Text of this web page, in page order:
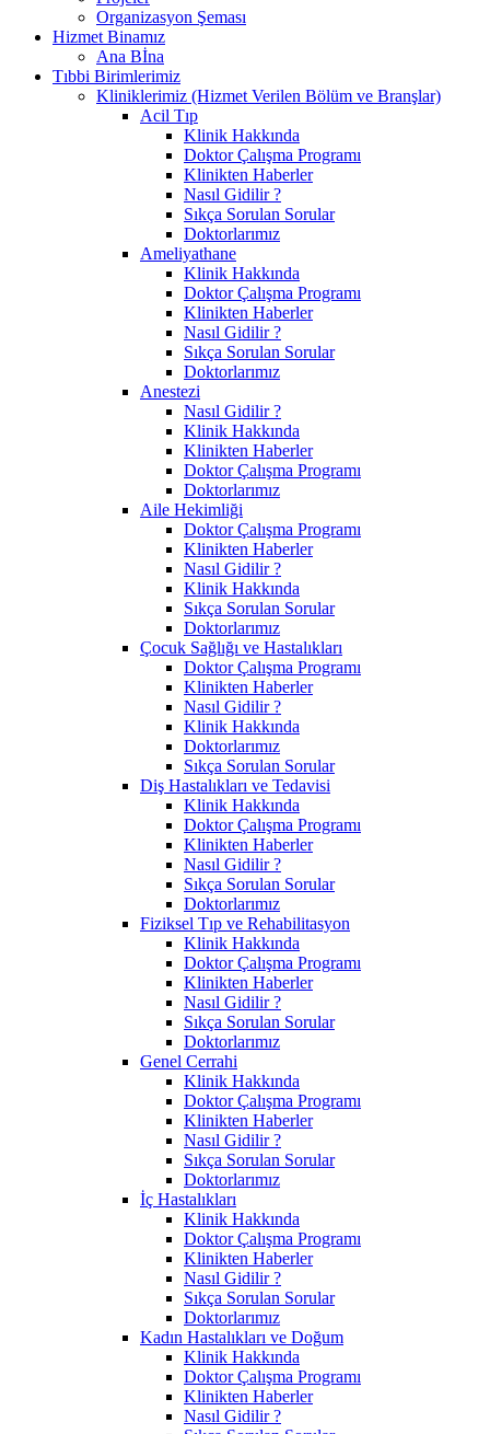
Organizasyon Şeması
Hizmet Binamız
Ana Bİna
Tıbbi Birimlerimiz
Kliniklerimiz (Hizmet Verilen Bölüm ve Branşlar)
Acil Tıp
Klinik Hakkında
Doktor Çalışma Programı
Klinikten Haberler
Nasıl Gidilir ?
Sıkça Sorulan Sorular
Doktorlarımız
Ameliyathane
Klinik Hakkında
Doktor Çalışma Programı
Klinikten Haberler
Nasıl Gidilir ?
Sıkça Sorulan Sorular
Doktorlarımız
Anestezi
Nasıl Gidilir ?
Klinik Hakkında
Klinikten Haberler
Doktor Çalışma Programı
Doktorlarımız
Aile Hekimliği
Doktor Çalışma Programı
Klinikten Haberler
Nasıl Gidilir ?
Klinik Hakkında
Sıkça Sorulan Sorular
Doktorlarımız
Çocuk Sağlığı ve Hastalıkları
Doktor Çalışma Programı
Klinikten Haberler
Nasıl Gidilir ?
Klinik Hakkında
Doktorlarımız
Sıkça Sorulan Sorular
Diş Hastalıkları ve Tedavisi
Klinik Hakkında
Doktor Çalışma Programı
Klinikten Haberler
Nasıl Gidilir ?
Sıkça Sorulan Sorular
Doktorlarımız
Fiziksel Tıp ve Rehabilitasyon
Klinik Hakkında
Doktor Çalışma Programı
Klinikten Haberler
Nasıl Gidilir ?
Sıkça Sorulan Sorular
Doktorlarımız
Genel Cerrahi
Klinik Hakkında
Doktor Çalışma Programı
Klinikten Haberler
Nasıl Gidilir ?
Sıkça Sorulan Sorular
Doktorlarımız
İç Hastalıkları
Klinik Hakkında
Doktor Çalışma Programı
Klinikten Haberler
Nasıl Gidilir ?
Sıkça Sorulan Sorular
Doktorlarımız
Kadın Hastalıkları ve Doğum
Klinik Hakkında
Doktor Çalışma Programı
Klinikten Haberler
Nasıl Gidilir ?